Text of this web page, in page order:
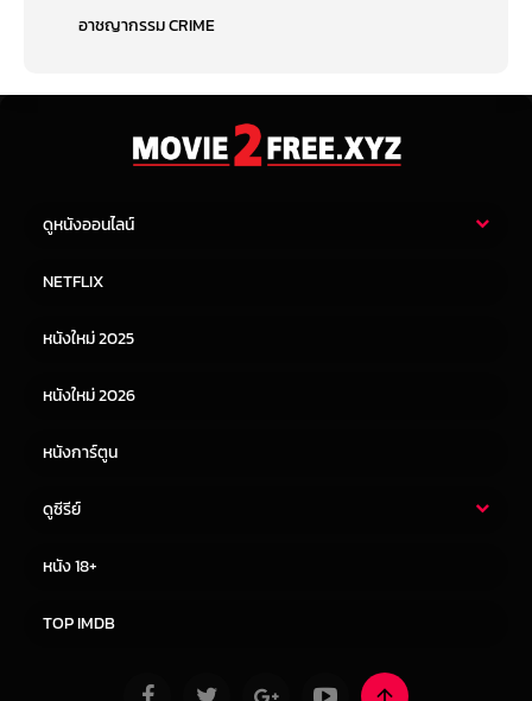
อาชญากรรม CRIME
ดูหนังออนไลน์
หนังจีน
NETFLIX
หนังใหม่ 2025
หนังใหม่ 2026
หนังการ์ตูน
ดูซีรีย์
หนัง 18+
TOP IMDB